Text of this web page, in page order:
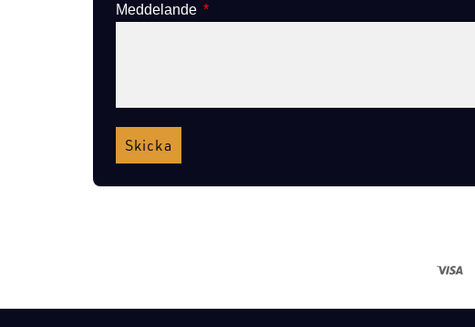
Meddelande
Skicka